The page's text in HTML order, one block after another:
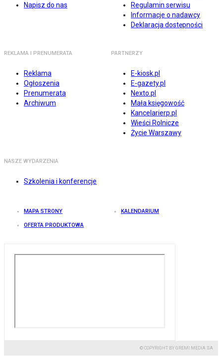
Napisz do nas
Regulamin serwisu
Informacje o nadawcy
Deklaracja dostępności
REKLAMA I PRENUMERATA
Reklama
Ogłoszenia
Prenumerata
Archiwum
PARTNERZY
E-kiosk.pl
E-gazety.pl
Nexto.pl
Mała księgowość
Kancelarierp.pl
Wieści Rolnicze
Życie Warszawy
NASZE WYDARZENIA
Szkolenia i konferencje
MAPA STRONY KALENDARIUM
OFERTA PRODUKTOWA
© COPYRIGHT BY GREMI MEDIA SA